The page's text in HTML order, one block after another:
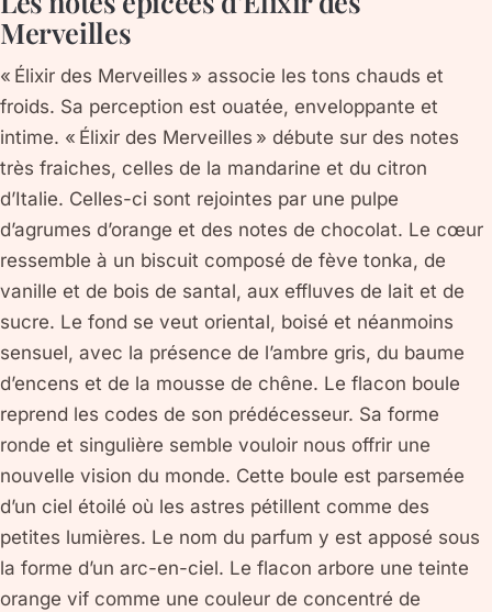
Merveilles
« Élixir des Merveilles » associe les tons chauds et
froids. Sa perception est ouatée, enveloppante et
intime. « Élixir des Merveilles » débute sur des notes
très fraiches, celles de la mandarine et du citron
d’Italie. Celles-ci sont rejointes par une pulpe
d’agrumes d’orange et des notes de chocolat. Le cœur
ressemble à un biscuit composé de fève tonka, de
vanille et de bois de santal, aux effluves de lait et de
sucre. Le fond se veut oriental, boisé et néanmoins
sensuel, avec la présence de l’ambre gris, du baume
d’encens et de la mousse de chêne. Le flacon boule
reprend les codes de son prédécesseur. Sa forme
ronde et singulière semble vouloir nous offrir une
nouvelle vision du monde. Cette boule est parsemée
d’un ciel étoilé où les astres pétillent comme des
petites lumières. Le nom du parfum y est apposé sous
la forme d’un arc-en-ciel. Le flacon arbore une teinte
orange vif comme une couleur de concentré de